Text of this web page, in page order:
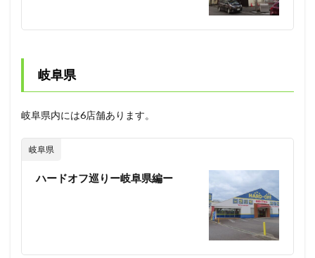
岐阜県
岐阜県内には6店舗あります。
岐阜県
ハードオフ巡りー岐阜県編ー